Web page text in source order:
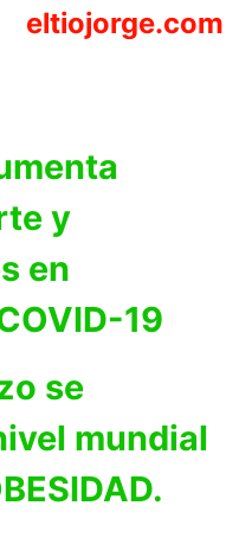
eltiojorge.com
y
en
19
se
mundial